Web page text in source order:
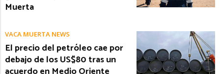
Muerta
VACA MUERTA NEWS
El precio del petróleo cae por
debajo de los US$80 tras un